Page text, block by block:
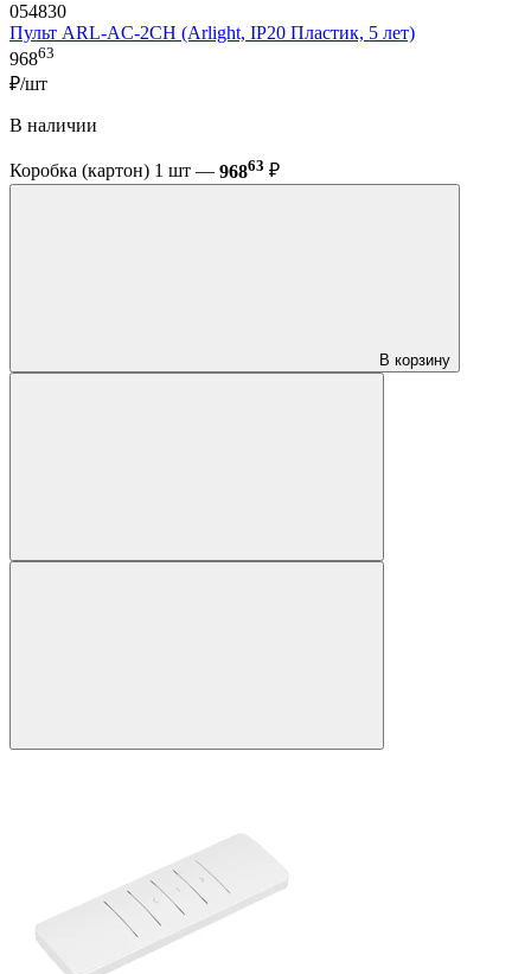
054830
Пульт ARL-AC-2CH (Arlight, IP20 Пластик, 5 лет)
96863
₽/шт
В наличии
Коробка (картон) 1 шт — 96863 ₽
В корзину